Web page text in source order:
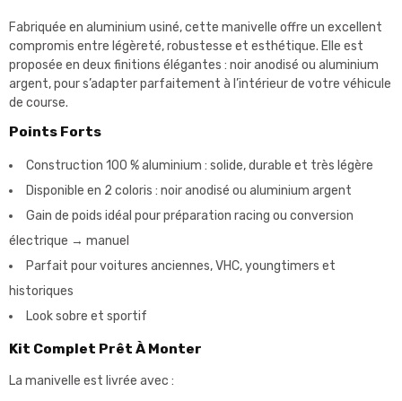
Fabriquée en aluminium usiné, cette manivelle offre un excellent
compromis entre légèreté, robustesse et esthétique. Elle est
proposée en deux finitions élégantes : noir anodisé ou aluminium
argent, pour s’adapter parfaitement à l’intérieur de votre véhicule
de course.
Points Forts
Construction 100 % aluminium : solide, durable et très légère
Disponible en 2 coloris : noir anodisé ou aluminium argent
Gain de poids idéal pour préparation racing ou conversion
électrique → manuel
Parfait pour voitures anciennes, VHC, youngtimers et
historiques
Look sobre et sportif
Kit Complet Prêt À Monter
La manivelle est livrée avec :